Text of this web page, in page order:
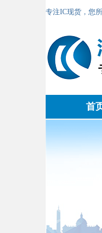
专注IC现货，您
首